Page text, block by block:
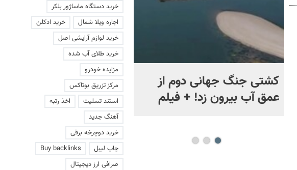
کشتی‌ جنگ جهانی دوم از
عمق آب بیرون زد! + فیلم
افشای اطلاعات برای ترور
بارون ترامپ | ماجرای قرار
عاشقانه با یک زن
خرید دستگاه ماساژور بلکر
اجاره ویلا شمال
خرید ادکلن
خرید لوازم آرایشی اصل
خرید طلای آب شده
مزایده خودرو
مرکز تزریق بوتاکس
استند تسلیت
اخذ رتبه
آهنگ جدید
خرید دوچرخه برقی
چاپ لیبل
Buy backlinks
صرافی ارز دیجیتال